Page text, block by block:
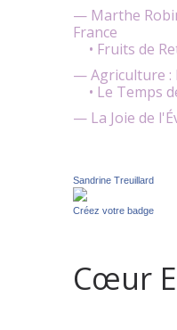
— Marthe
France
• Fruits de
— Agriculture :
• Le Temps
— La Joie de
Sandrine Treuillard
Créez votre badge
Cœur